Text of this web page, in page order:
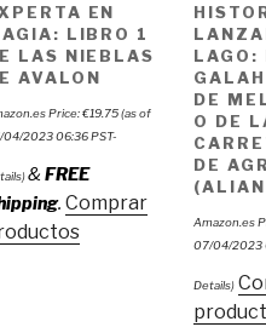
EN
LIBRO 1
LAS NIEBLAS
AVALON
Price:€19.75(as of
04/2023 06:36 PST-
)& FREE
. Comprar
LAGO:
DE
O DE
DE
Amazon.es
07/04/2023
Details)